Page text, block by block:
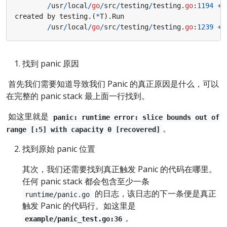
/usr/local/go/src/testing/testing. go: 1194 +
created
by testing.(*T). Run
/usr/local/go/src/testing/testing. go: 1239 +
找到 panic 原因
​ 首先我们需要知道导致我们 Panic 的真正原因是什么，可以
在完整的 panic stack 最上面一行找到。
​ 如这里就是
panic: runtime error: slice bounds out of
range [:5] with capacity 0 [recovered] 。
找到原始 panic 位置
其次，我们还需要找到真正触发 Panic 的代码在哪里。
任何 panic stack 都会包含至少一条
runtime/panic.go
的日志，该日志的下一条便是真正
触发 Panic 的代码行。如这里是
example/panic_test.go:36 。